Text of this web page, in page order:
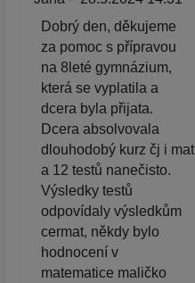
Dobrý den, děkujeme
za pomoc s přípravou
na 8leté gymnázium,
která se vyplatila a
dcera byla přijata.
Dcera absolvovala
dlouhodobý kurz čj i mat
a 12 testů nanečisto.
Výsledky testů
odpovídaly výsledkům
cermat, někdy bylo
hodnocení v
matematice maličko